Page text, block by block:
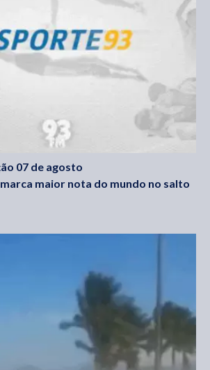
07 de agosto
maior nota do mundo no salto